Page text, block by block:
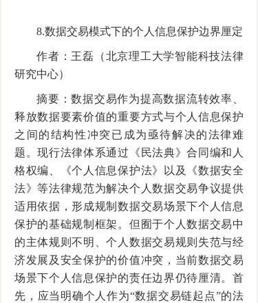
8.数据交易模式下的个人信息保护边界厘定
作者：王磊（北京理工大学智能科技法律
研究中心）
摘要：数据交易作为提高数据流转效率、
释放数据要素价值的重要方式与个人信息保护
之间的结构性冲突已成为亟待解决的法律难
题。现行法律体系通过《民法典》合同编和人
格权编、《个人信息保护法》以及《数据安全
法》等法律规范为解决个人数据交易争议提供
适用依据，形成规制数据交易场景下个人信息
保护的基础规制框架。但囿于个人数据交易中
的主体规则不明、个人数据交易规则失范与经
济发展及安全保护的价值冲突，当前数据交易
场景下个人信息保护的责任边界仍待厘清。首
先，应当明确个人作为“数据交易链起点”的法